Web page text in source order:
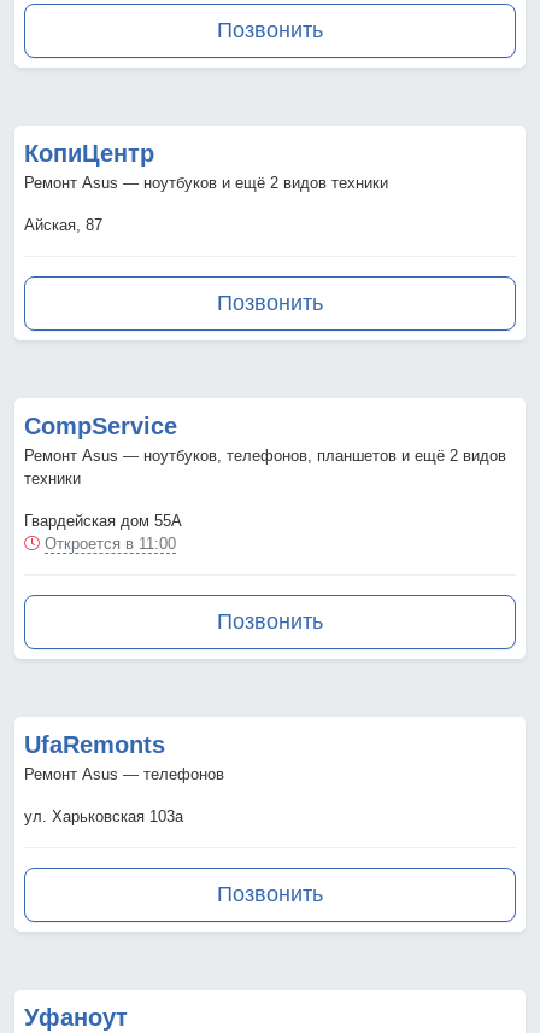
Позвонить
КопиЦентр
Ремонт Asus — ноутбуков и ещё 2 видов техники
Айская, 87
Позвонить
CompService
Ремонт Asus — ноутбуков, телефонов, планшетов и ещё 2 видов
техники
Гвардейская дом 55А
Откроется в 11:00
Позвонить
UfaRemonts
Ремонт Asus — телефонов
ул. Харьковская 103а
Позвонить
Уфаноут